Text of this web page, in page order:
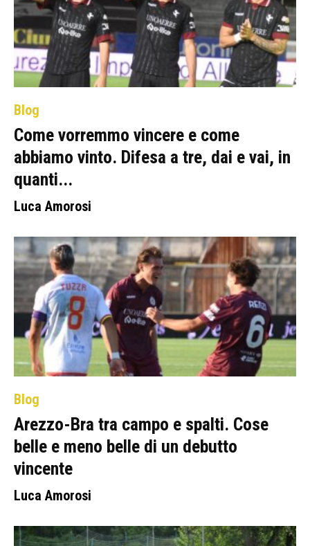
Blog
Come vorremmo vincere e come
abbiamo vinto. Difesa a tre, dai e vai, in
quanti...
Luca Amorosi
Blog
Arezzo-Bra tra campo e spalti. Cose
belle e meno belle di un debutto
vincente
Luca Amorosi